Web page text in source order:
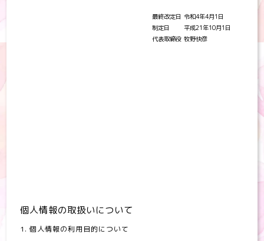
最終改定日 令和4年4月1日
制定日
平成21年10月1日
代表取締役 牧野快彦
個人情報の取扱いについて
1. 個人情報の利用目的について